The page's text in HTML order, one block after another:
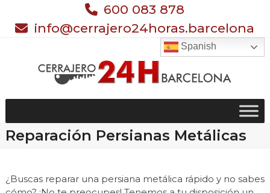
content
600 083 878
info@cerrajero24horas.barcelona
Spanish
Reparación Persianas Metálicas
¿Buscas reparar una persiana metálica rápido y no sabes